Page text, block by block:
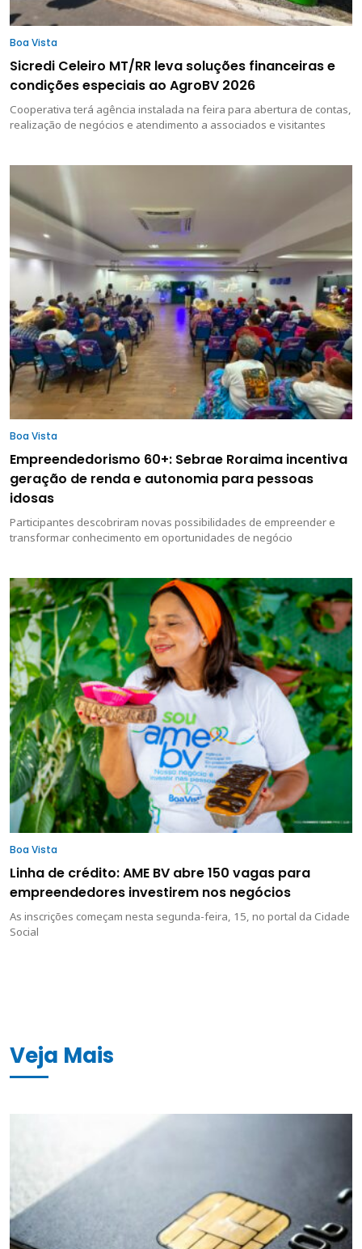
Boa Vista
Sicredi Celeiro MT/RR leva soluções financeiras e
condições especiais ao AgroBV 2026
Cooperativa terá agência instalada na feira para abertura de contas,
realização de negócios e atendimento a associados e visitantes
Boa Vista
Empreendedorismo 60+: Sebrae Roraima incentiva
geração de renda e autonomia para pessoas
idosas
Participantes descobriram novas possibilidades de empreender e
transformar conhecimento em oportunidades de negócio
Boa Vista
Linha de crédito: AME BV abre 150 vagas para
empreendedores investirem nos negócios
As inscrições começam nesta segunda-feira, 15, no portal da Cidade
Social
Veja Mais